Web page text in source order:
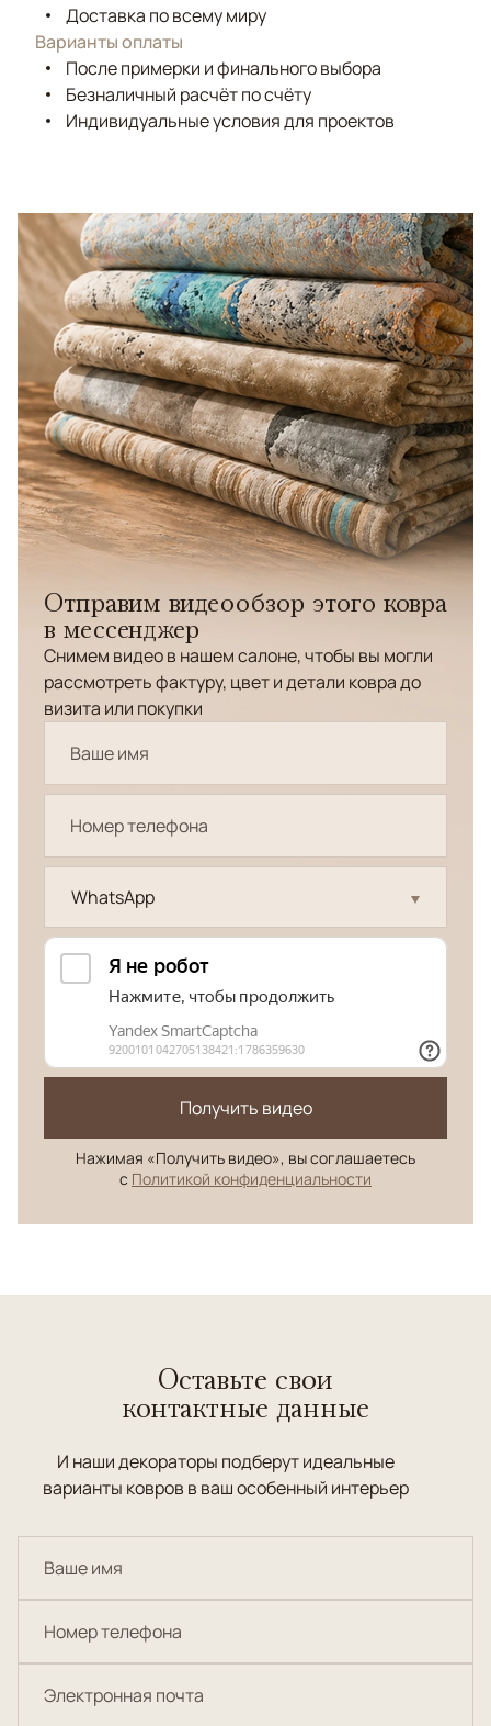
Доставка по всему миру
Варианты оплаты
После примерки и финального выбора
Безналичный расчёт по счёту
Индивидуальные условия для проектов
Отправим видеообзор этого ковра
в мессенджер
Снимем видео в нашем салоне, чтобы вы могли
рассмотреть фактуру, цвет и детали ковра до
визита или покупки
WhatsApp
Получить видео
Нажимая «Получить видео», вы соглашаетесь
с Политикой конфиденциальности
Оставьте свои
контактные данные
И наши декораторы подберут идеальные
варианты ковров в ваш особенный интерьер